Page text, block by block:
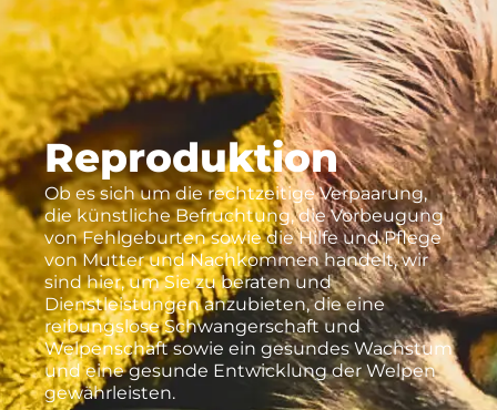
Reproduktion
Ob es sich um die rechtzeitige Verpaarung,
die künstliche Befruchtung, die Vorbeugung
von Fehlgeburten sowie die Hilfe und Pflege
von Mutter und Nachkommen handelt, wir
sind hier, um Sie zu beraten und
Dienstleistungen anzubieten, die eine
reibungslose Schwangerschaft und
Welpenschaft sowie ein gesundes Wachstum
und eine gesunde Entwicklung der Welpen
gewährleisten.